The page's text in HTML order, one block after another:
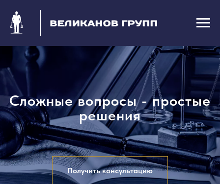
Сложные вопросы - простые
решения
Получить консультацию